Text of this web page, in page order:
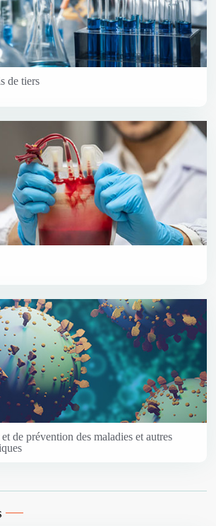
de tiers
de prévention des maladies et autres